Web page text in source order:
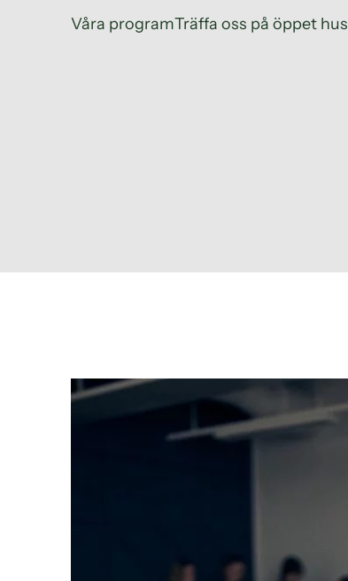
Våra programTräffa oss på öppet hus